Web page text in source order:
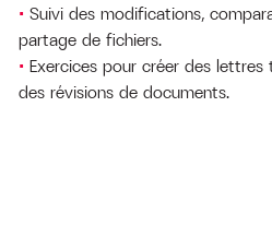
Suivi des modifications,
partage de fichiers.
Exercices pour créer des
des révisions de documents.